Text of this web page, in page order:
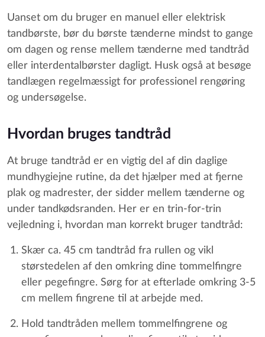
Uanset om du bruger en manuel eller elektrisk
tandbørste, bør du børste tænderne mindst to gange
om dagen og rense mellem tænderne med tandtråd
eller interdentalbørster dagligt. Husk også at besøge
tandlægen regelmæssigt for professionel rengøring
og undersøgelse.
Hvordan bruges tandtråd
At bruge tandtråd er en vigtig del af din daglige
mundhygiejne rutine, da det hjælper med at fjerne
plak og madrester, der sidder mellem tænderne og
under tandkødsranden. Her er en trin-for-trin
vejledning i, hvordan man korrekt bruger tandtråd:
Skær ca. 45 cm tandtråd fra rullen og vikl
størstedelen af den omkring dine tommelfingre
eller pegefingre. Sørg for at efterlade omkring 3-5
cm mellem fingrene til at arbejde med.
Hold tandtråden mellem tommelfingrene og